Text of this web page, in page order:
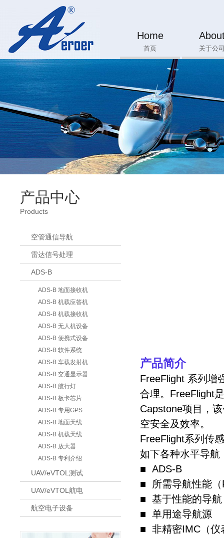
Home
首页 关于公
产品中心
Products
空管通信导航
雷达信号处理
ADS-B
ADS-B 地面接收机
ADS-B 机载应答机
ADS-B 机载接收机
ADS-B 无人机设备
ADS-B 便携式设备
ADS-B 软件系统
ADS-B 车载发射机
ADS-B 交通显示器
ADS-B 航行灯
ADS-B 板卡芯片
ADS-B 专用GPS
ADS-B 地面天线
ADS-B 机载天线
ADS-B 放大器
ADS-B 专利介绍
UAV/eVTOL测试
UAV/eVTOL航电
航空电子设备
产品简介
FreeFlight 系列增
合理。FreeFlight
Capstone项目，
空安全及效率。
FreeFlight系列传
如下各种水平导航
■ ADS-B
■ 所需导航性能（
■ 基于性能的导航
■ 单用途导航源
■ 非精密IMC（仪